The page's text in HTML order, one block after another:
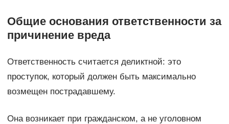
Общие основания ответственности за
причинение вреда
Ответственность считается деликтной: это
проступок, который должен быть максимально
возмещен пострадавшему.
Она возникает при гражданском, а не уголовном